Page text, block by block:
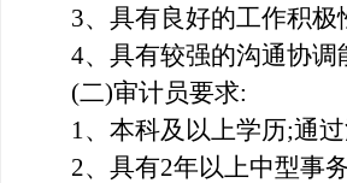
3、具有良好的工作积
4、具有较强的沟通协
(二)审计员要求:
1、本科及以上学历;通
2、具有2年以上中型事